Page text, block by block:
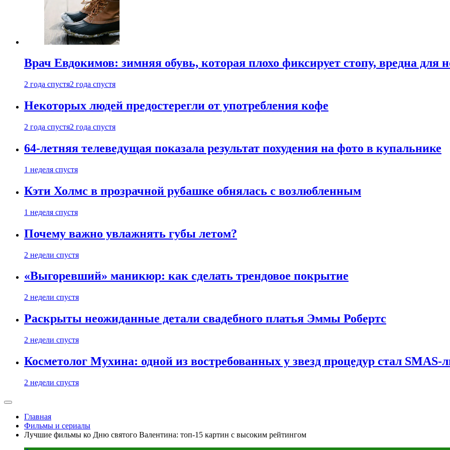
Врач Евдокимов: зимняя обувь, которая плохо фиксирует стопу, вредна для
2 года спустя2 года спустя
Некоторых людей предостерегли от употребления кофе
2 года спустя2 года спустя
64-летняя телеведущая показала результат похудения на фото в купальнике
1 неделя спустя
Кэти Холмс в прозрачной рубашке обнялась с возлюбленным
1 неделя спустя
Почему важно увлажнять губы летом?
2 недели спустя
«Выгоревший» маникюр: как сделать трендовое покрытие
2 недели спустя
Раскрыты неожиданные детали свадебного платья Эммы Робертс
2 недели спустя
Косметолог Мухина: одной из востребованных у звезд процедур стал SMAS-
2 недели спустя
Главная
Фильмы и сериалы
Лучшие фильмы ко Дню святого Валентина: топ-15 картин с высоким рейтингом